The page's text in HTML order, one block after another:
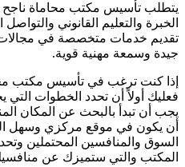
يتطلب تأسيس مكتب محاماة ناجح
الخبرة والتعليم القانوني
تقديم خدمات متخصصة في
جيدة وسمعة مهنية قوية.
إذا كنت ترغب في تأسيس مكتب
فعليك أولاً أن تحدد الخطوات التي
يجب أن تبدأ بالبحث عن المكان
أن يكون في موقع مركزي وسهل
السوق والمنافسين المحتملين
المكتب والتي ستميزك عن